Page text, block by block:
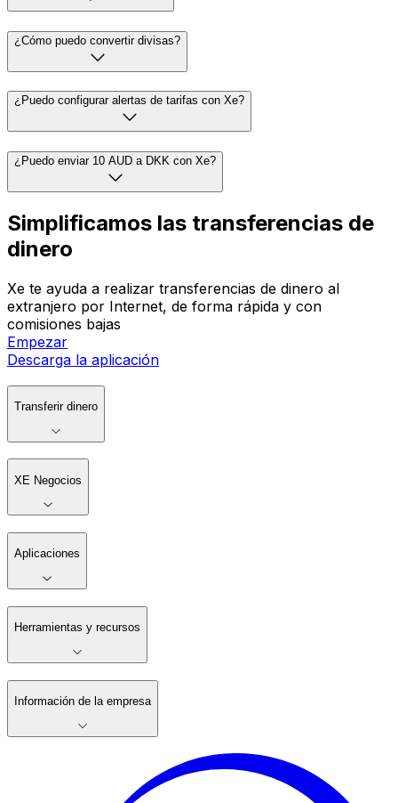
¿Cómo puedo convertir divisas?
¿Puedo configurar alertas de tarifas con Xe?
¿Puedo enviar 10 AUD a DKK con Xe?
Simplificamos las transferencias de
dinero
Xe te ayuda a realizar transferencias de dinero al
extranjero por Internet, de forma rápida y con
comisiones bajas
Empezar
Descarga la aplicación
Transferir dinero
XE Negocios
Aplicaciones
Herramientas y recursos
Información de la empresa